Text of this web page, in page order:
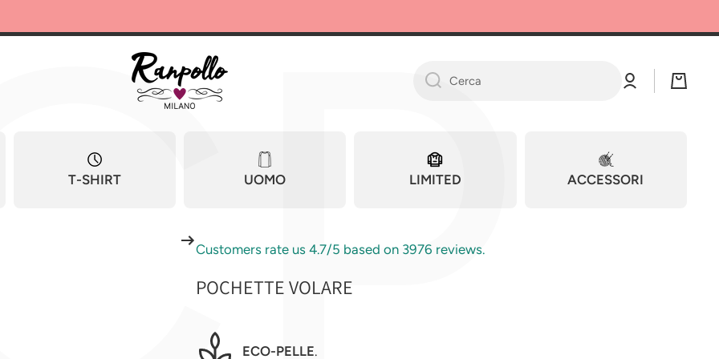
Cerca
ce
rre
T-SHIRT UOMO LIMITED ACCESSORI
Customers rate us 4.7/5 based on 3976 reviews.
POCHETTE VOLARE
ECO-PELLE.